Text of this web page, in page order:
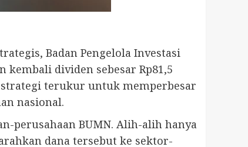
Badan Pengelola Investasi
dividen sebesar Rp81,5
strategi terukur untuk memperbesar
nasional.
perusahaan BUMN. Alih-alih hanya
dana tersebut ke sektor-